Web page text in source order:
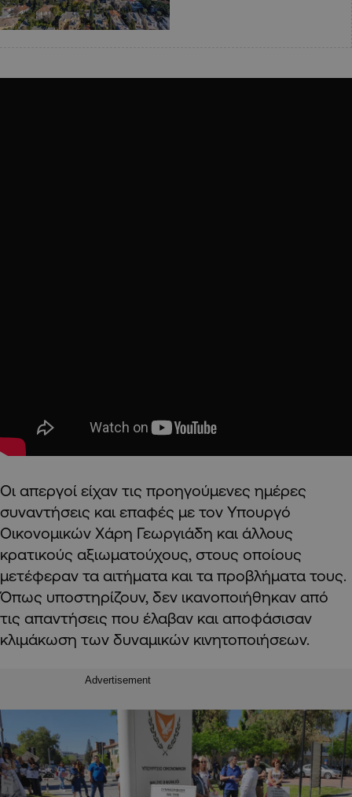
Οι απεργοί είχαν τις προηγούμενες ημέρες
συναντήσεις και επαφές με τον Υπουργό
Οικονομικών Χάρη Γεωργιάδη και άλλους
κρατικούς αξιωματούχους, στους οποίους
μετέφεραν τα αιτήματα και τα προβλήματα τους.
Όπως υποστηρίζουν, δεν ικανοποιήθηκαν από
τις απαντήσεις που έλαβαν και αποφάσισαν
κλιμάκωση των δυναμικών κινητοποιήσεων.
Advertisement